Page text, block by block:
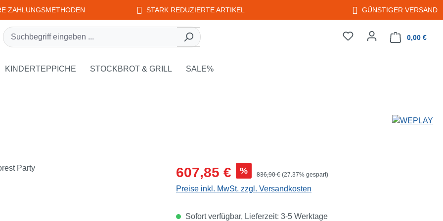
ZAHLUNGSMETHODEN STARK REDUZIERTE ARTIKEL GÜNSTIGER VERSAND
0,00 €
Warenkorb
EDUPLAY
der Kategorie WEPLAY
KINDERTEPPICHE STOCKBROT & GRILL SALE%
Verkaufspreis:
607,85 € % Regulärer Preis:
836,90 € (27.37% gespart)
Preise inkl. MwSt. zzgl. Versandkosten
Sofort verfügbar, Lieferzeit: 3-5 Werktage